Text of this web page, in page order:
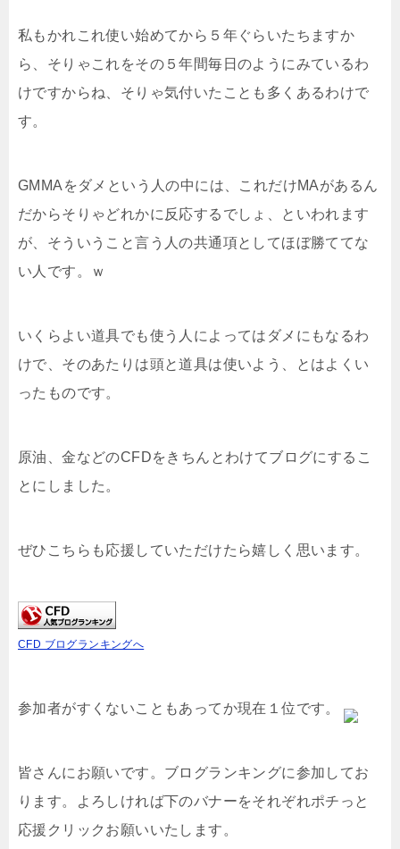
私もかれこれ使い始めてから５年ぐらいたちますか
ら、そりゃこれをその５年間毎日のようにみているわ
けですからね、そりゃ気付いたことも多くあるわけで
す。
GMMAをダメという人の中には、これだけMAがあるん
だからそりゃどれかに反応するでしょ、といわれます
が、そういうこと言う人の共通項としてほぼ勝ててな
い人です。ｗ
いくらよい道具でも使う人によってはダメにもなるわ
けで、そのあたりは頭と道具は使いよう、とはよくい
ったものです。
原油、金などのCFDをきちんとわけてブログにするこ
とにしました。
ぜひこちらも応援していただけたら嬉しく思います。
CFD ブログランキングへ
参加者がすくないこともあってか現在１位です。
皆さんにお願いです。ブログランキングに参加してお
ります。よろしければ下のバナーをそれぞれポチっと
応援クリックお願いいたします。